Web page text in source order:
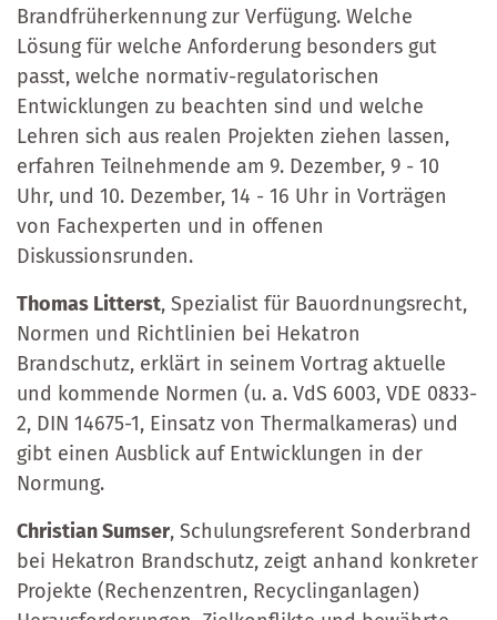
Brandfrüherkennung zur Verfügung. Welche
Lösung für welche Anforderung besonders gut
passt, welche normativ-regulatorischen
Entwicklungen zu beachten sind und welche
Lehren sich aus realen Projekten ziehen lassen,
erfahren Teilnehmende am 9. Dezember, 9 - 10
Uhr, und 10. Dezember, 14 - 16 Uhr in Vorträgen
von Fachexperten und in offenen
Diskussionsrunden.
Thomas Litterst, Spezialist für Bauordnungsrecht,
Normen und Richtlinien bei Hekatron
Brandschutz, erklärt in seinem Vortrag aktuelle
und kommende Normen (u. a. VdS 6003, VDE 0833-
2, DIN 14675-1, Einsatz von Thermalkameras) und
gibt einen Ausblick auf Entwicklungen in der
Normung.
Christian Sumser, Schulungsreferent Sonderbrand
bei Hekatron Brandschutz, zeigt anhand konkreter
Projekte (Rechenzentren, Recyclinganlagen)